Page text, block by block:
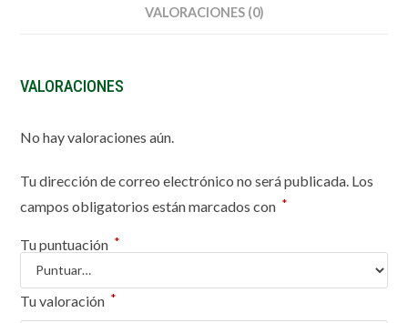
VALORACIONES (0)
VALORACIONES
No hay valoraciones aún.
Tu dirección de correo electrónico no será publicada. Los
campos obligatorios están marcados con *
Tu puntuación *
Tu valoración *